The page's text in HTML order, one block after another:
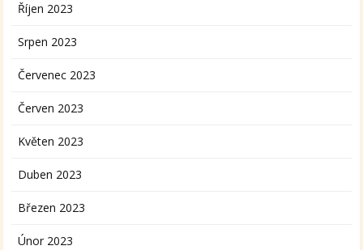
Říjen 2023
Srpen 2023
Červenec 2023
Červen 2023
Květen 2023
Duben 2023
Březen 2023
Únor 2023